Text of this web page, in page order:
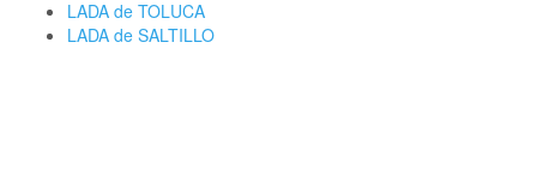
LADA de TOLUCA
LADA de SALTILLO